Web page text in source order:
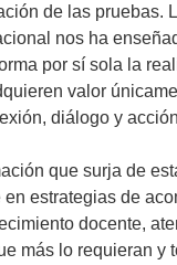
de las pruebas.
nos ha
por sí sola la
valor
diálogo y
que surja de
estrategias de
docente,
más lo requieran y